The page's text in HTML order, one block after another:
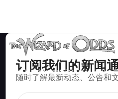
订阅我们的新闻
随时了解最新动态、公告和文
数学上正确的策略和信息，适用于
数百种可玩的赌场游戏。